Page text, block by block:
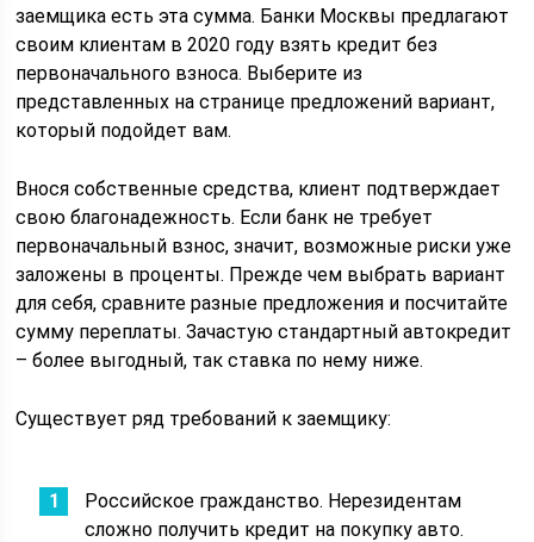
заемщика есть эта сумма. Банки Москвы предлагают
своим клиентам в 2020 году взять кредит без
первоначального взноса. Выберите из
представленных на странице предложений вариант,
который подойдет вам.
Внося собственные средства, клиент подтверждает
свою благонадежность. Если банк не требует
первоначальный взнос, значит, возможные риски уже
заложены в проценты. Прежде чем выбрать вариант
для себя, сравните разные предложения и посчитайте
сумму переплаты. Зачастую стандартный автокредит
– более выгодный, так ставка по нему ниже.
Существует ряд требований к заемщику:
Российское гражданство. Нерезидентам
сложно получить кредит на покупку авто.